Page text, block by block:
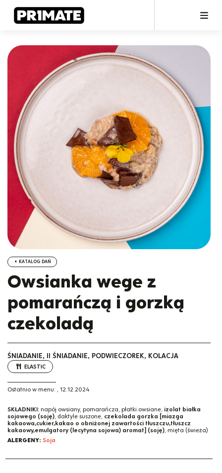
KATALOG DAŃ
Owsianka wege z
pomarańczą i gorzką
czekoladą
ŚNIADANIE, II ŚNIADANIE, PODWIECZOREK, KOLACJA
ELASTIC
Ostatnio w menu: , 12.12.2024
SKŁADNIKI: napój owsiany, pomarańcza, płatki owsiane, izolat białka
sojowego (soję), daktyle suszone, czekolada gorzka [miazga
kakaowa,cukier,kakao o obniżonej zawartości tłuszczu,tłuszcz
kakaowy,emulgatory (lecytyna sojowa) aromat] (soję), mięta (świeża)
ALERGENY: Soja